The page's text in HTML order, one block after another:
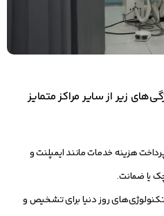
زیر از سایر مراکز متمایز
هزینه خدمات مانند ایمپلنت و
یا ضمانت.
تکنولوژی‌های روز دنیا برای تشخیص و